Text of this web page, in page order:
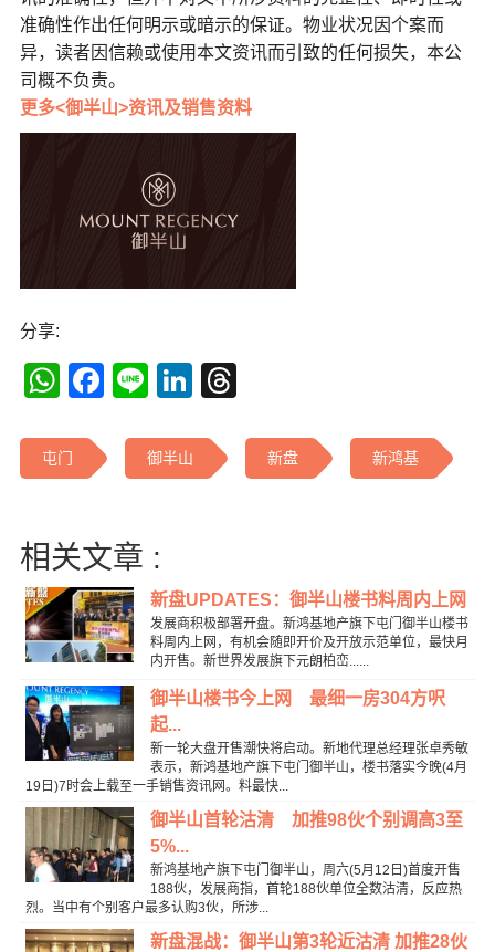
准确性作出任何明示或暗示的保证。物业状况因个案而
异，读者因信赖或使用本文资讯而引致的任何损失，本公
司概不负责。
更多<御半山>资讯及销售资料
分享:
WhatsApp
Facebook
LineLinkedIn
屯门 御半山 新盘 新鸿基
相关文章 :
新盘UPDATES：御半山楼书料周内上网
发展商积极部署开盘。新鸿基地产旗下屯门御半山楼书
料周内上网，有机会随即开价及开放示范单位，最快月
内开售。新世界发展旗下元朗柏峦......
御半山楼书今上网 最细一房304方呎
起...
新一轮大盘开售潮快将启动。新地代理总经理张卓秀敏
表示，新鸿基地产旗下屯门御半山，楼书落实今晚(4月
19日)7时会上载至一手销售资讯网。料最快...
御半山首轮沽清 加推98伙个别调高3至
5%...
新鸿基地产旗下屯门御半山，周六(5月12日)首度开售
188伙，发展商指，首轮188伙单位全数沽清，反应热
烈。当中有个别客户最多认购3伙，所涉...
新盘混战：御半山第3轮近沽清 加推28伙